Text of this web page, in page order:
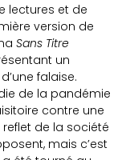
lectures et de
version de
Sans Titre
un
falaise.
de la pandémie
contre une
de la société
mais c’est